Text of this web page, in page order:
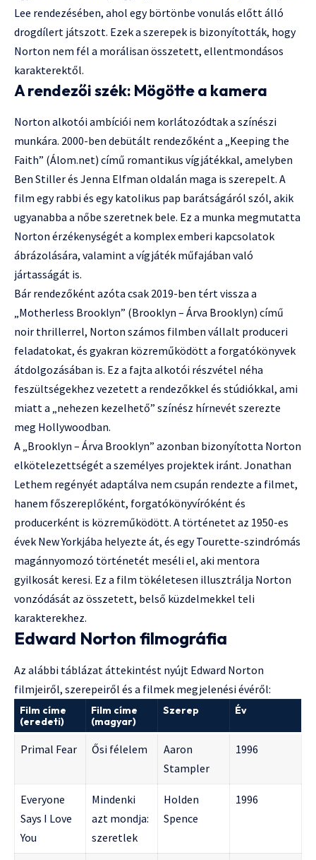
Lee rendezésében, ahol egy börtönbe vonulás előtt álló
drogdílert játszott. Ezek a szerepek is bizonyították, hogy
Norton nem fél a morálisan összetett, ellentmondásos
karakterektől.
A rendezői szék: Mögötte a kamera
Norton alkotói ambíciói nem korlátozódtak a színészi
munkára. 2000-ben debütált rendezőként a „Keeping the
Faith” (Álom.net) című romantikus vígjátékkal, amelyben
Ben Stiller és Jenna Elfman oldalán maga is szerepelt. A
film egy rabbi és egy katolikus pap barátságáról szól, akik
ugyanabba a nőbe szeretnek bele. Ez a munka megmutatta
Norton érzékenységét a komplex emberi kapcsolatok
ábrázolására, valamint a vígjáték műfajában való
jártasságát is.
Bár rendezőként azóta csak 2019-ben tért vissza a
„Motherless Brooklyn” (Brooklyn – Árva Brooklyn) című
noir thrillerrel, Norton számos filmben vállalt produceri
feladatokat, és gyakran közreműködött a forgatókönyvek
átdolgozásában is. Ez a fajta alkotói részvétel néha
feszültségekhez vezetett a rendezőkkel és stúdiókkal, ami
miatt a „nehezen kezelhető” színész hírnevét szerezte
meg Hollywoodban.
A „Brooklyn – Árva Brooklyn” azonban bizonyította Norton
elkötelezettségét a személyes projektek iránt. Jonathan
Lethem regényét adaptálva nem csupán rendezte a filmet,
hanem főszereplőként, forgatókönyvíróként és
producerként is közreműködött. A történetet az 1950-es
évek New Yorkjába helyezte át, és egy Tourette-szindrómás
magánnyomozó történetét meséli el, aki mentora
gyilkosát keresi. Ez a film tökéletesen illusztrálja Norton
vonzódását az összetett, belső küzdelmekkel teli
karakterekhez.
Edward Norton filmográfia
Az alábbi táblázat áttekintést nyújt Edward Norton
filmjeiről, szerepeiről és a filmek megjelenési évéről:
Film címe
(eredeti)
Film címe
(magyar)
Szerep Év
Primal Fear Ősi félelem
Aaron
Stampler
1996
Everyone
Says I Love
You
Mindenki
azt mondja:
szeretlek
Holden
Spence
1996